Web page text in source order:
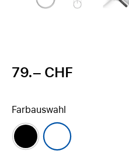
79.– CHF
Farbauswahl